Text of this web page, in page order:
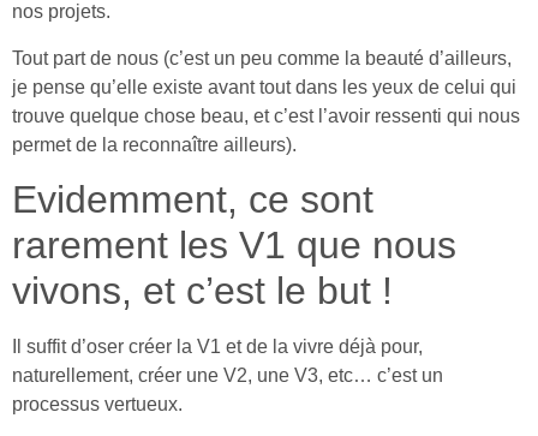
nos projets.
Tout part de nous (c’est un peu comme la beauté d’ailleurs,
je pense qu’elle existe avant tout dans les yeux de celui qui
trouve quelque chose beau, et c’est l’avoir ressenti qui nous
permet de la reconnaître ailleurs).
Evidemment, ce sont
rarement les V1 que nous
vivons, et c’est le but !
Il suffit d’oser créer la V1 et de la vivre déjà pour,
naturellement, créer une V2, une V3, etc… c’est un
processus vertueux.